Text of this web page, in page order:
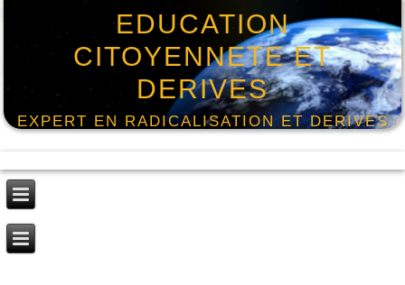
EDUCATION
CITOYENNETE ET
DERIVES
EXPERT EN RADICALISATION ET DERIVES